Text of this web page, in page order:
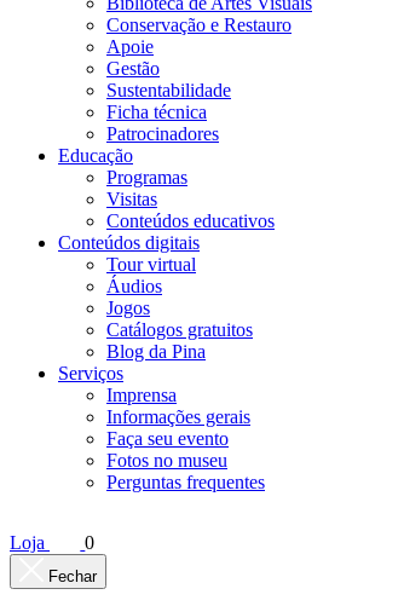
Conservação e Restauro
Apoie
Gestão
Sustentabilidade
Ficha técnica
Patrocinadores
Educação
Programas
Visitas
Conteúdos educativos​
Conteúdos digitais
Tour virtual
Áudios
Jogos
Catálogos gratuitos
Blog da Pina
Serviços
Imprensa
Informações gerais
Faça seu evento
Fotos no museu
Perguntas frequentes
Loja 0
Fechar